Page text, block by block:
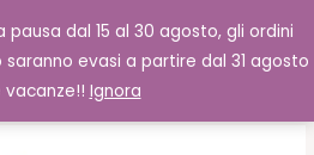
dal 15 al 30 agosto, gli ordini
evasi a partire dal 31 agosto
vacanze!! Ignora
0,00€ Cerca